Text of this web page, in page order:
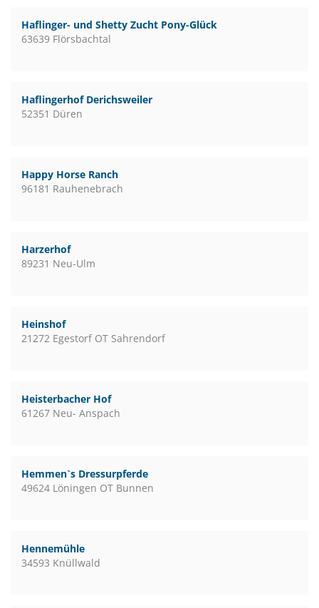
Haflinger- und Shetty Zucht Pony-Glück
63639 Flörsbachtal
Haflingerhof Derichsweiler
52351 Düren
Happy Horse Ranch
96181 Rauhenebrach
Harzerhof
89231 Neu-Ulm
Heinshof
21272 Egestorf OT Sahrendorf
Heisterbacher Hof
61267 Neu- Anspach
Hemmen`s Dressurpferde
49624 Löningen OT Bunnen
Hennemühle
34593 Knüllwald